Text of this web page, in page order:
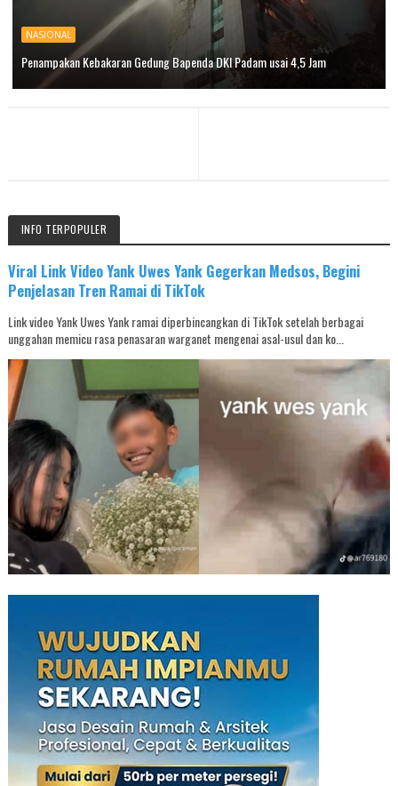
NASIONAL
Penampakan Kebakaran Gedung Bapenda DKI Padam usai 4,5 Jam
INFO TERPOPULER
Viral Link Video Yank Uwes Yank Gegerkan Medsos, Begini
Penjelasan Tren Ramai di TikTok
Link video Yank Uwes Yank ramai diperbincangkan di TikTok setelah berbagai
unggahan memicu rasa penasaran warganet mengenai asal-usul dan ko...